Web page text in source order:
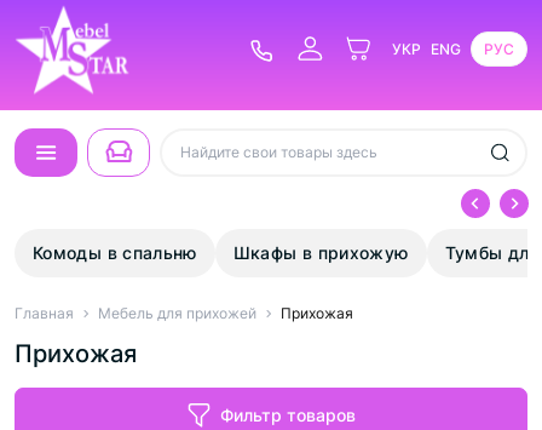
УКР ENG РУС
Комоды в спальню Шкафы в прихожую Тумбы для
Главная Мебель для прихожей Прихожая
Прихожая
Фильтр товаров